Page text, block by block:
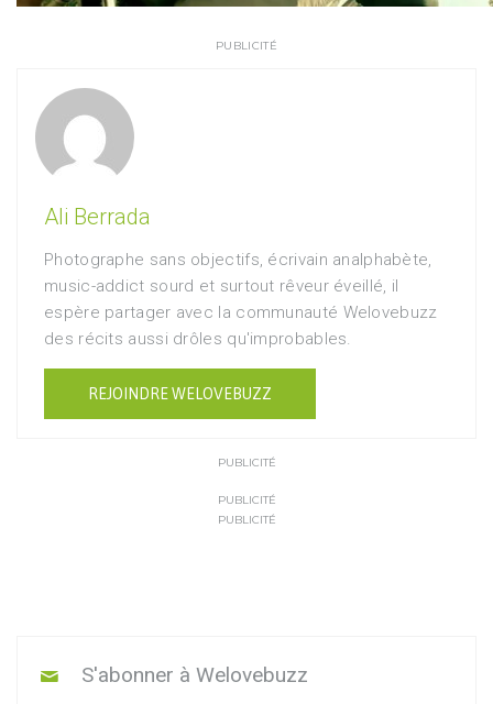
PUBLICITÉ
Ali Berrada
Photographe sans objectifs, écrivain analphabète,
music-addict sourd et surtout rêveur éveillé, il
espère partager avec la communauté Welovebuzz
des récits aussi drôles qu'improbables.
REJOINDRE WELOVEBUZZ
PUBLICITÉ
PUBLICITÉ
PUBLICITÉ
S'abonner à Welovebuzz